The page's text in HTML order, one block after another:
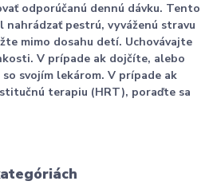
odporúčanú dennú dávku. Tento
pestrú, vyváženú stravu
mimo dosahu detí. Uchovávajte
V prípade ak dojčíte, alebo
svojím lekárom. V prípade ak
terapiu (HRT), poraďte sa